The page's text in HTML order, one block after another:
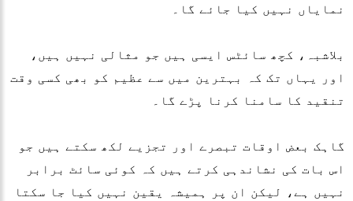
نمایاں نہیں کیا جائے گا۔
بلاشبہ، کچھ سائٹس ایسی ہیں جو مثالی نہیں ہیں،
اور یہاں تک کہ بہترین میں سے عظیم کو بھی کسی وقت
تنقید کا سامنا کرنا پڑے گا۔
گاہک بعض اوقات تبصرے اور تجزیے لکھ سکتے ہیں جو
اس بات کی نشاندہی کرتے ہیں کہ کوئی سائٹ برابر
نہیں ہے، لیکن ان پر ہمیشہ یقین نہیں کیا جا سکتا